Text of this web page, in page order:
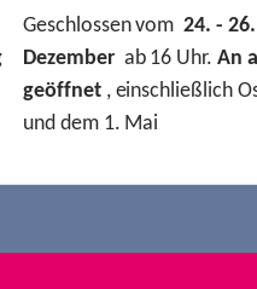
Geschlossen vom24. -
Dezemberab 16 Uhr.An
geöffnet, einschließlich
und dem 1. Mai